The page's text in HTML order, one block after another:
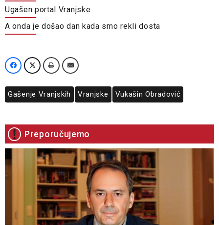
Ugašen portal Vranjske
A onda je došao dan kada smo rekli dosta
Gašenje Vranjskih Vranjske Vukašin Obradović
Preporučujemo